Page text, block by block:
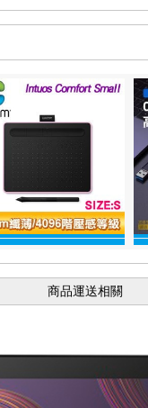
商品運送相關